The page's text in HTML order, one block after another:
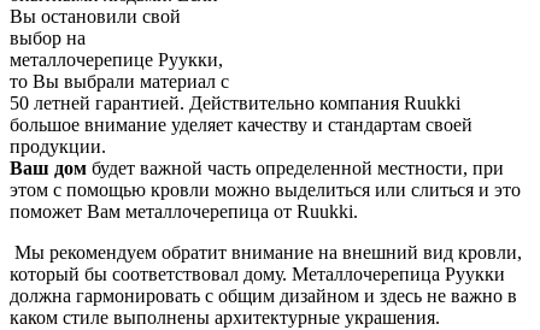
Вы остановили свой
выбор на
металлочерепице Руукки,
то Вы выбрали материал с
50 летней гарантией. Действительно компания Ruukki
большое внимание уделяет качеству и стандартам своей
продукции.
Ваш дом будет важной часть определенной местности, при
этом с помощью кровли можно выделиться или слиться и это
поможет Вам металлочерепица от Ruukki.
Мы рекомендуем обратит внимание на внешний вид кровли,
который бы соответствовал дому. Металлочерепица Руукки
должна гармонировать с общим дизайном и здесь не важно в
каком стиле выполнены архитектурные украшения.